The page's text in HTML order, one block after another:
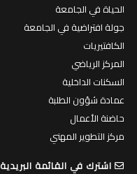
الحياة في الجامعة
جولة افتراضية في الجامعة
الكافتيريات
المركز الرياضي
السكنات الداخلية
عمادة شؤون الطلبة
حاضنة الأعمال
مركز التطوير المهني
اشترك في القائمة البريدية